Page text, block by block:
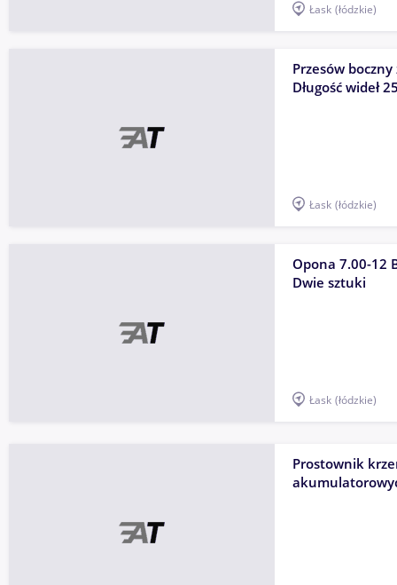
Łask (łódzkie)
Przesów boczny
Długość wideł
Łask (łódzkie)
Opona 7.00-12
Dwie sztuki
Łask (łódzkie)
Prostownik